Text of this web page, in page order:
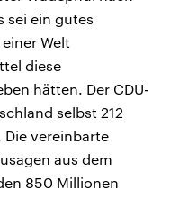
sei ein gutes
Welt
diese
hätten. Der CDU-
selbst 212
Die vereinbarte
aus dem
850 Millionen